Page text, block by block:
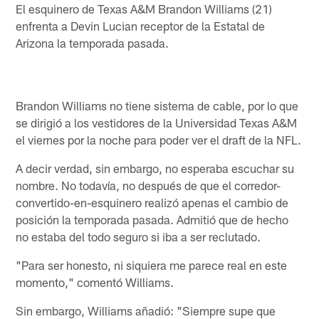
El esquinero de Texas A&M Brandon Williams (21)
enfrenta a Devin Lucian receptor de la Estatal de
Arizona la temporada pasada.
Brandon Williams no tiene sistema de cable, por lo que
se dirigió a los vestidores de la Universidad Texas A&M
el viernes por la noche para poder ver el draft de la NFL.
A decir verdad, sin embargo, no esperaba escuchar su
nombre. No todavía, no después de que el corredor-
convertido-en-esquinero realizó apenas el cambio de
posición la temporada pasada. Admitió que de hecho
no estaba del todo seguro si iba a ser reclutado.
"Para ser honesto, ni siquiera me parece real en este
momento," comentó Williams.
Sin embargo, Williams añadió: "Siempre supe que